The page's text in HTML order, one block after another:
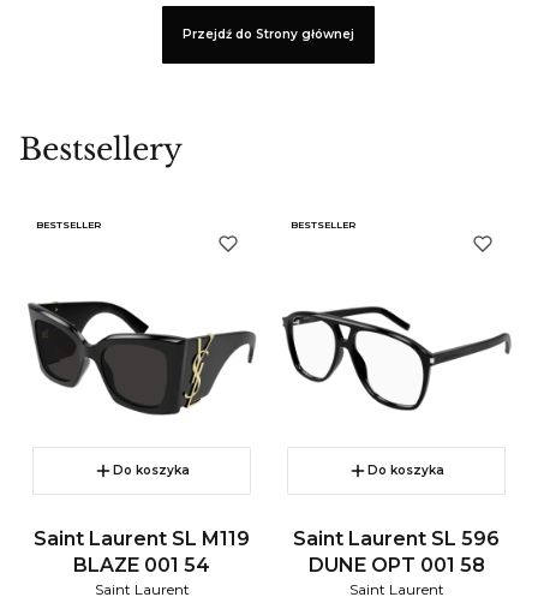
Przejdź do Strony głównej
Bestsellery
BESTSELLER
Do koszyka
Saint Laurent SL M119
BLAZE 001 54
Saint Laurent
BESTSELLER
Do koszyka
Saint Laurent SL 596
DUNE OPT 001 58
Saint Laurent